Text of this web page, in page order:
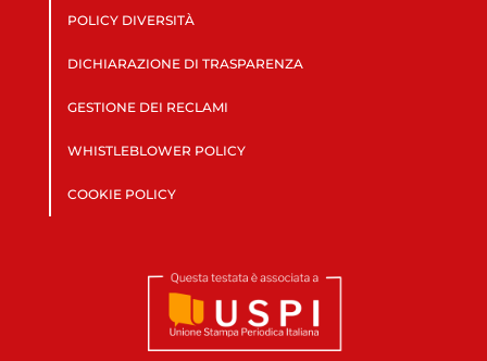
POLICY DIVERSITÀ
DICHIARAZIONE DI TRASPARENZA
GESTIONE DEI RECLAMI
WHISTLEBLOWER POLICY
COOKIE POLICY